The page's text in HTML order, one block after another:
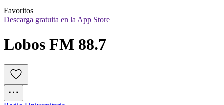
Favoritos
Descarga gratuita en la App Store
Lobos FM 88.7